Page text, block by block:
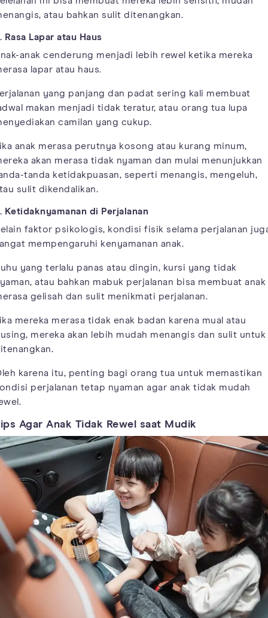
atau bahkan sulit ditenangkan.
Rasa Lapar atau Haus
anak cenderung menjadi lebih rewel ketika mereka
lapar atau haus.
yang panjang dan padat sering kali membuat
makan menjadi tidak teratur, atau orang tua lupa
camilan yang cukup.
anak merasa perutnya kosong atau kurang minum,
akan merasa tidak nyaman dan mulai menunjukkan
tanda ketidakpuasan, seperti menangis, mengeluh,
sulit dikendalikan.
Ketidaknyamanan di Perjalanan
faktor psikologis, kondisi fisik selama perjalanan
mempengaruhi kenyamanan anak.
yang terlalu panas atau dingin, kursi yang tidak
atau bahkan mabuk perjalanan bisa membuat anak
gelisah dan sulit menikmati perjalanan.
mereka merasa tidak enak badan karena mual atau
mereka akan lebih mudah menangis dan sulit untuk
karena itu, penting bagi orang tua untuk memastikan
perjalanan tetap nyaman agar anak tidak mudah
Agar Anak Tidak Rewel saat Mudik